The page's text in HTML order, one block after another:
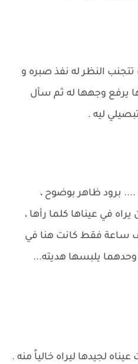
النظر له نفذ صبره و
يرفع وجهها له ثم سأل
ليه .
برود ظاهر بوضوح ،
في عيناها كلما رأها ،
فقط كانت هنا في
يلبسها هديته...
لجيدها ليراه خالياً منه .